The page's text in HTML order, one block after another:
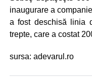
inaugurare a
a fost deschisă linia
trepte, care a costat
sursa: adevarul.ro